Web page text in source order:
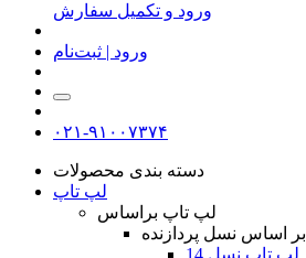
ورود و تکمیل سفارش
ورود | ثبت‌نام
۰۲۱-۹۱۰۰۷۳۷۴
دسته بندی محصولات
لپ تاپ
لپ تاپ براساس
بر اساس نسل پردازنده
لپ تاپ نسل 14